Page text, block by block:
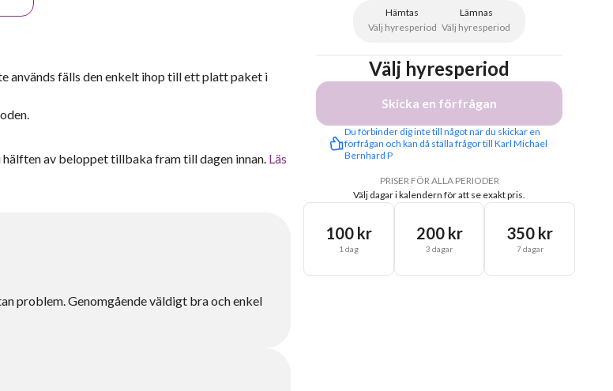
används fälls den enkelt ihop till ett platt paket i
av beloppet tillbaka fram till dagen innan. Läs
problem. Genomgående väldigt bra och enkel
Hämtas
Välj hyresperiod
Lämnas
Välj hyresperiod
Välj hyresperiod
Skicka en förfrågan
Du förbinder dig inte till något när du skickar en
förfrågan och kan då ställa frågor till Karl Michael
Bernhard P
PRISER FÖR ALLA PERIODER
Välj dagar i kalendern för att se exakt pris.
100 kr
1 dag
200 kr
3 dagar
350 kr
7 dagar